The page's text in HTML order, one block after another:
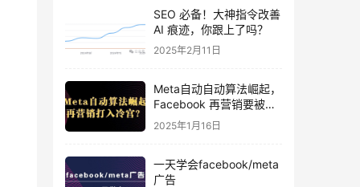
SEO 必备！大神指令改善
AI 痕迹，你跟上了吗？
2025年2月11日
Meta自动自动算法崛起，
Facebook 再营销要被打
入冷宫？
2025年1月16日
一天学会facebook/meta
广告